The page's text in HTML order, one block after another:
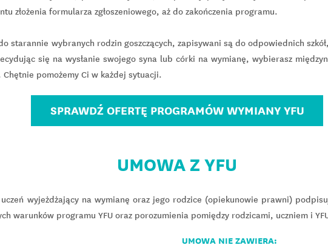
złożenia formularza zgłoszeniowego, aż do zakończenia programu.
starannie wybranych rodzin goszczących, zapisywani są do odpowiednich
się na wysłanie swojego syna lub córki na wymianę, wybierasz
pomożemy Ci w każdej sytuacji.
SPRAWDŹ OFERTĘ PROGRAMÓW WYMIANY YFU
UMOWA Z YFU
wyjeżdżający na wymianę oraz jego rodzice (opiekunowie prawni)
warunków programu YFU oraz porozumienia pomiędzy rodzicami, uczniem i
UMOWA NIE ZAWIERA: